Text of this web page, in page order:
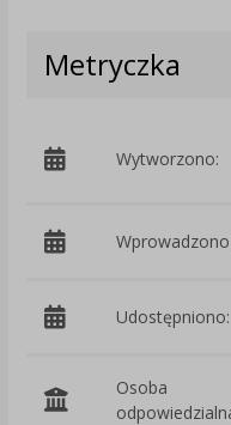
Metryczka
Wytworzono:
Udostępniono:
Osoba